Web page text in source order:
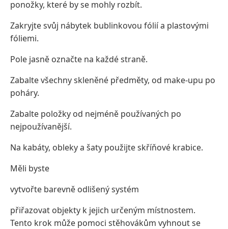
ponožky, které by se mohly rozbít.
Zakryjte svůj nábytek bublinkovou fólií a plastovými
fóliemi.
Pole jasně označte na každé straně.
Zabalte všechny skleněné předměty, od make-upu po
poháry.
Zabalte položky od nejméně používaných po
nejpoužívanější.
Na kabáty, obleky a šaty použijte skříňové krabice.
Měli byste
vytvořte barevně odlišený systém
přiřazovat objekty k jejich určeným místnostem.
Tento krok může pomoci stěhovákům vyhnout se